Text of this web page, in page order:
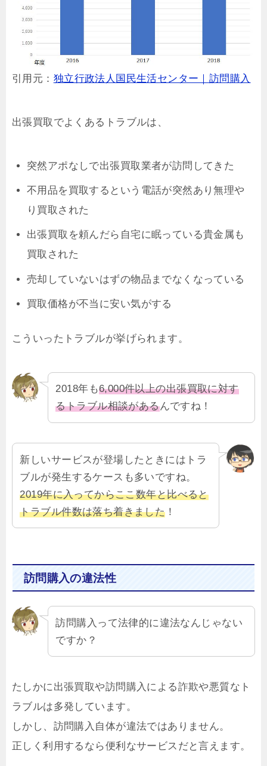
引用元： 独立行政法人国民生活センター｜訪問購入
出張買取でよくあるトラブルは、
突然アポなしで出張買取業者が訪問してきた
不用品を買取するという電話が突然あり無理や
り買取された
出張買取を頼んだら自宅に眠っている貴金属も
買取された
売却していないはずの物品までなくなっている
買取価格が不当に安い気がする
こういったトラブルが挙げられます。
2018年も6,000件以上の出張買取に対す
るトラブル相談があるんですね！
新しいサービスが登場したときにはトラ
ブルが発生するケースも多いですね。
2019年に入ってからここ数年と比べると
トラブル件数は落ち着きました ！
訪問購入の違法性
訪問購入って法律的に違法なんじゃない
ですか？
たしかに出張買取や訪問購入による詐欺や悪質なト
ラブルは多発しています。
しかし、訪問購入自体が違法ではありません。
正しく利用するなら便利なサービスだと言えます。